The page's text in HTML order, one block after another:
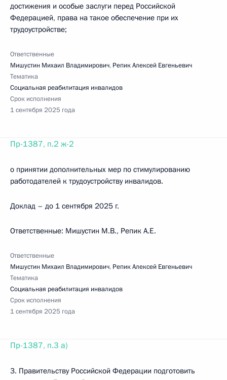
достижения и особые заслуги перед Российской
Федерацией, права на такое обеспечение при их
трудоустройстве;
Ответственные
Мишустин Михаил Владимирович, Репик Алексей Евгеньевич
Тематика
Социальная реабилитация инвалидов
Срок исполнения
1 сентября 2025 года
Пр-1387, п.2 ж-2
о принятии дополнительных мер по стимулированию
работодателей к трудоустройству инвалидов.
Доклад – до 1 сентября 2025 г.
Ответственные: Мишустин М.В., Репик А.Е.
Ответственные
Мишустин Михаил Владимирович, Репик Алексей Евгеньевич
Тематика
Социальная реабилитация инвалидов
Срок исполнения
1 сентября 2025 года
Пр-1387, п.3 а)
3. Правительству Российской Федерации подготовить